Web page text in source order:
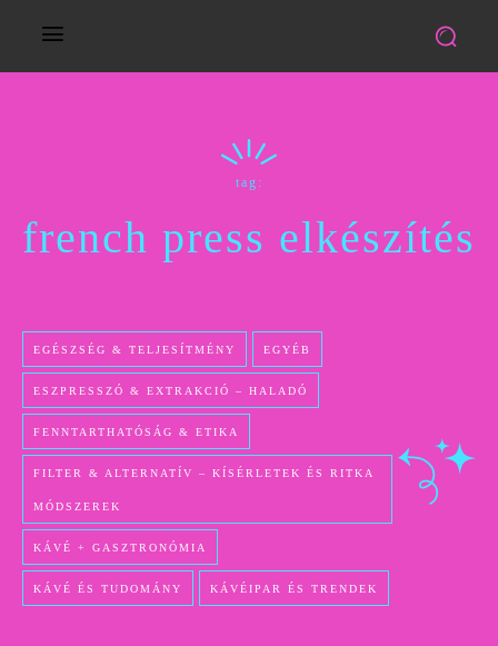
tag:
french press elkészítés
EGÉSZSÉG & TELJESÍTMÉNY EGYÉB
ESZPRESSZÓ & EXTRAKCIÓ – HALADÓ
FENNTARTHATÓSÁG & ETIKA
FILTER & ALTERNATÍV – KÍSÉRLETEK ÉS RITKA
MÓDSZEREK
KÁVÉ + GASZTRONÓMIA
KÁVÉ ÉS TUDOMÁNY KÁVÉIPAR ÉS TRENDEK